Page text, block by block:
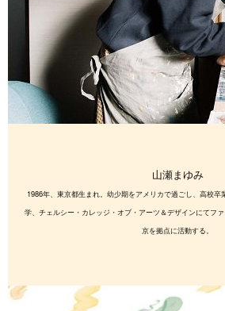
山瀬まゆみ
1986年、東京都生まれ。幼少期をアメリカで過ごし、高校
学、チェルシー・カレッジ・オブ・アーツ＆デザインにてフ
京を拠点に活動する。